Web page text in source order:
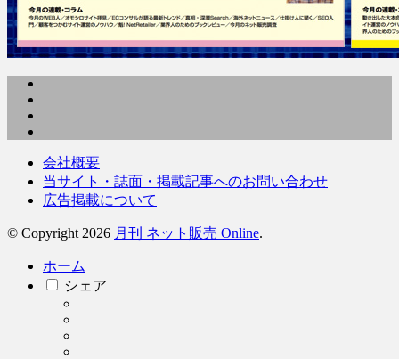
会社概要
当サイト・誌面・掲載記事へのお問い合わせ
広告掲載について
© Copyright 2026 月刊 ネット販売 Online.
ホーム
シェア